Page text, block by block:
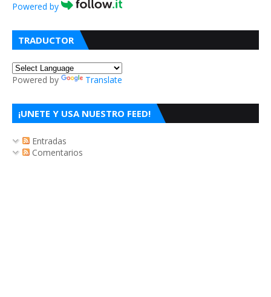
Powered by
TRADUCTOR
Powered by Translate
¡UNETE Y USA NUESTRO FEED!
Entradas
Comentarios